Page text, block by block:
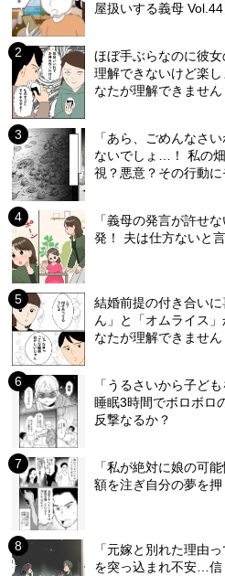
屋扱いする義母 Vol.44
ほぼ手ぶらなのに彼
理解できないけど楽
なたが理解できません
「あら、ごめんなさ
ないでしょ…！ 私の
視？悪意？その行動
「義母の発言が許せ
発！ 夫は仕方ないと
結婚前提の付き合い
ん」と「オムライス
なたが理解できません
「うるさいから子ど
睡眠3時間でボロボロ
反撃なるか？
「私が絶対に娘の可
額を注ぎ自分の夢を
「元嫁と別れた理由
を突っ込まれ不安…信